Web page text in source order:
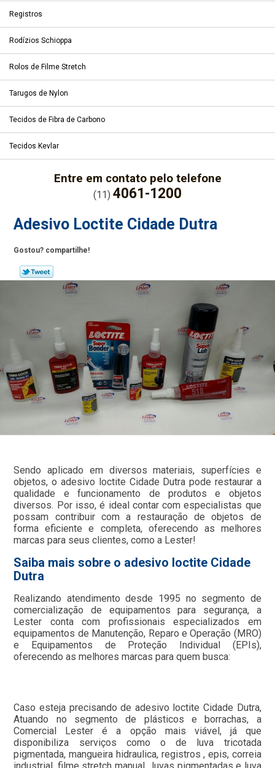
Registros
Rodízios Schioppa
Rolos de Filme Stretch
Tarugos de Nylon
Tecidos de Fibra de Carbono
Tecidos Kevlar
Entre em contato pelo telefone
(11) 4061-1200
Adesivo Loctite Cidade Dutra
Gostou? compartilhe!
Sendo aplicado em diversos materiais, superfícies e
objetos, o adesivo loctite Cidade Dutra pode restaurar a
qualidade e funcionamento de produtos e objetos
diversos. Por isso, é ideal contar com especialistas que
possam contribuir com a restauração de objetos de
forma eficiente e completa, oferecendo as melhores
marcas para seus clientes, como a Lester!
Saiba mais sobre o adesivo loctite Cidade
Dutra
Realizando atendimento desde 1995 no segmento de
comercialização de equipamentos para segurança, a
Lester conta com profissionais especializados em
equipamentos de Manutenção, Reparo e Operação (MRO)
e Equipamentos de Proteção Individual (EPIs),
oferecendo as melhores marcas para quem busca:
Caso esteja precisando de adesivo loctite Cidade Dutra,
Atuando no segmento de plásticos e borrachas, a
Comercial Lester é a opção mais viável, já que
disponibiliza serviços como o de luva tricotada
pigmentada, mangueira hidraulica, registros , epis, correia